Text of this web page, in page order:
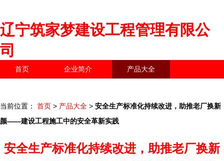
辽宁筑家梦建设工程管理有限公
司
首页 企业简介 产品大全
当前位置： 首页 > 产品大全 > 安全生产标准化持续改进，助推老厂换新
颜——建设工程施工中的安全革新实践
安全生产标准化持续改进，助推老厂换新